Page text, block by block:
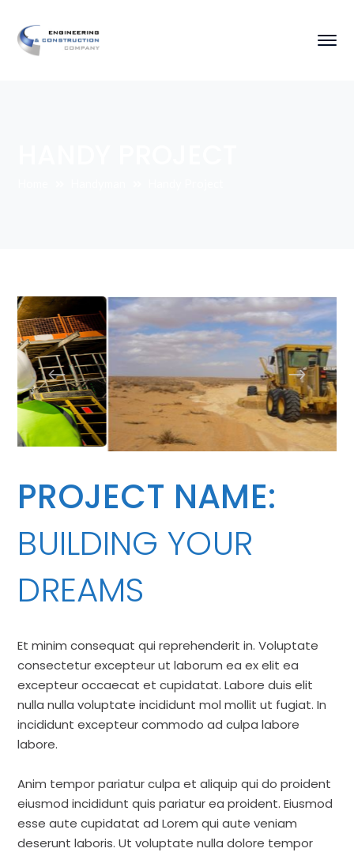
PROJECT NAME:
BUILDING YOUR
DREAMS
Et minim consequat qui reprehenderit in. Voluptate
consectetur excepteur ut laborum ea ex elit ea
excepteur occaecat et cupidatat. Labore duis elit
nulla nulla voluptate incididunt mol mollit ut fugiat. In
incididunt excepteur commodo ad culpa labore
labore.
Anim tempor pariatur culpa et aliquip qui do proident
eiusmod incididunt quis pariatur ea proident. Eiusmod
esse aute cupidatat ad Lorem qui aute veniam
deserunt laboris. Ut voluptate nulla dolore tempor